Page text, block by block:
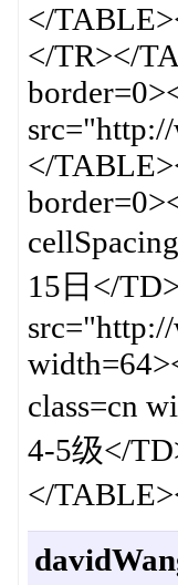
</
</TR></
</
15日</
class=cn
4-5级</
</